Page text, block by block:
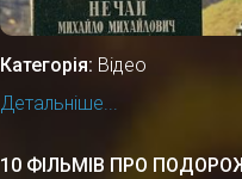
Категорія: Відео
Детальніше...
10 ФІЛЬМІВ ПРО